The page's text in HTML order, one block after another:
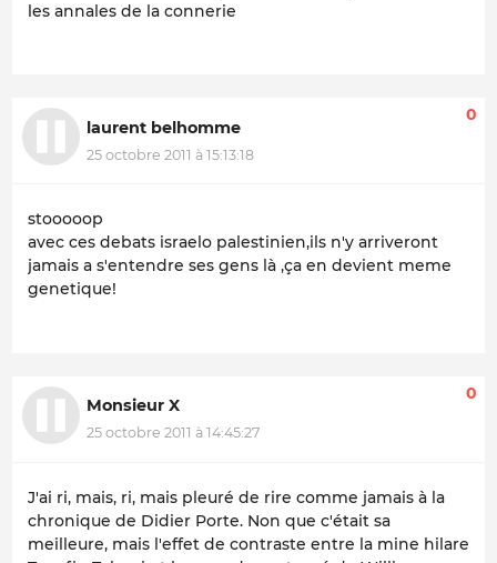
les annales de la connerie
laurent belhomme
25 octobre 2011 à 15:13:18
0
stooooop
avec ces debats israelo palestinien,ils n'y arriveront
jamais a s'entendre ses gens là ,ça en devient meme
genetique!
Monsieur X
25 octobre 2011 à 14:45:27
0
J'ai ri, mais, ri, mais pleuré de rire comme jamais à la
chronique de Didier Porte. Non que c'était sa
meilleure, mais l'effet de contraste entre la mine hilare